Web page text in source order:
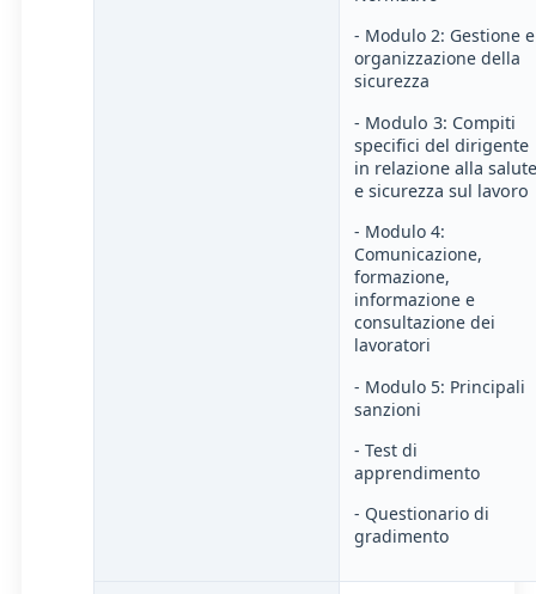
- Modulo 2: Gestione e
organizzazione della
sicurezza
- Modulo 3: Compiti
specifici del dirigente
in relazione alla salute
e sicurezza sul lavoro
- Modulo 4:
Comunicazione,
formazione,
informazione e
consultazione dei
lavoratori
- Modulo 5: Principali
sanzioni
- Test di
apprendimento
- Questionario di
gradimento